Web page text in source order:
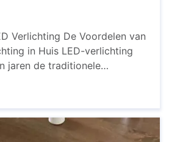
Verlichting De Voordelen van
in Huis LED-verlichting
jaren de traditionele
het biedt. Met de opkomst
is LED-verlichting nog
waardoor
genieten van een hele